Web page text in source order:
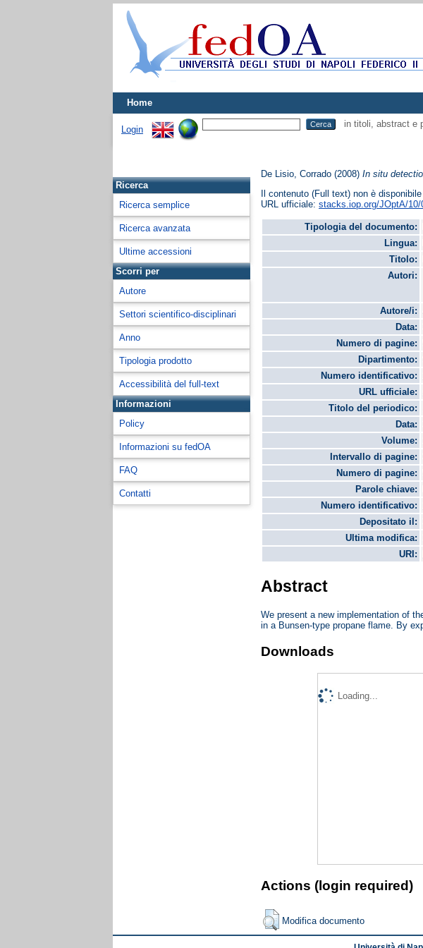
Home
Login
in titoli, abstract e
Ricerca
Ricerca semplice
Ricerca avanzata
Ultime accessioni
Scorri per
Autore
Settori scientifico-disciplinari
Anno
Tipologia prodotto
Accessibilità del full-text
Informazioni
Policy
Informazioni su fedOA
FAQ
Contatti
De Lisio, Corrado (2008)In situ
Il contenuto (Full text) non è
URL ufficiale:stacks.iop.org/JOptA/10/
Tipologia del documento:
Lingua:
Titolo:
Autori:
Autore/i:
Data:
Numero di pagine:
Dipartimento:
Numero identificativo:
URL ufficiale:
Titolo del periodico:
Data:
Volume:
Intervallo di pagine:
Numero di pagine:
Parole chiave:
Numero identificativo:
Depositato il:
Ultima modifica:
URI:
Abstract
We present a new implementation of
in a Bunsen-type propane flame. By
Downloads
Loading...
Actions (login required)
Modifica documento